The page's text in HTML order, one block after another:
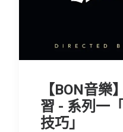
【BON音樂
習 - 系列一
技巧」